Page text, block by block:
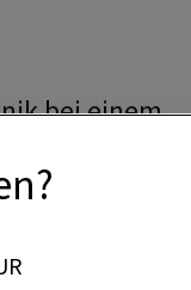
bei einem